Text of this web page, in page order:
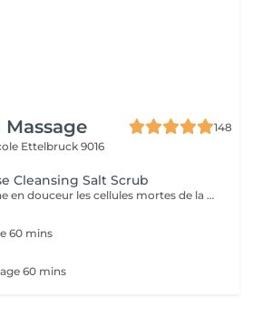
148
Ettelbruck 9016
Cleansing Salt Scrub
Le sel parfumé élimine en douceur les cellules mortes de la peau, favorisant la régénération de nouvelles cellules. Ce soin luxueux révèle une toile lisse et réactive, prête à absorber l'huile corporelle profondément nourrissante.
60 mins
60 mins